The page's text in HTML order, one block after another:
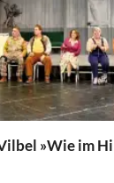
»Wie im